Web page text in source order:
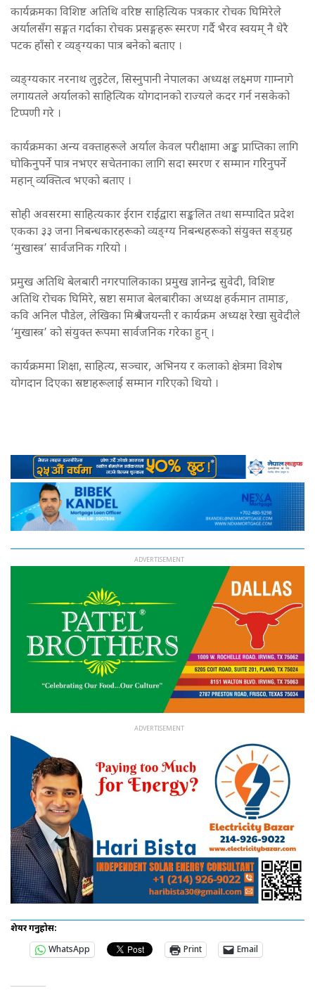
कार्यक्रमका विशिष्ट अतिथि वरिष्ठ साहित्यिक पत्रकार रोचक घिमिरेले
अर्यालसँग सङ्गत गर्दाका रोचक प्रसङ्गहरू स्मरण गर्दै भैरव स्वयम् नै धेरै
पटक हाँसो र व्यङ्ग्यका पात्र बनेको बताए ।
व्यङ्ग्यकार नरनाथ लुइटेल, सिस्नुपानी नेपालका अध्यक्ष लक्ष्मण गाम्नागे
लगायतले अर्यालको साहित्यिक योगदानको राज्यले कदर गर्न नसकेको
टिप्पणी गरे ।
कार्यक्रमका अन्य वक्ताहरूले अर्याल केवल परीक्षामा अङ्क प्राप्तिका लागि
घोकिनुपर्ने पात्र नभएर सचेतनाका लागि सदा स्मरण र सम्मान गरिनुपर्ने
महान् व्यक्तित्व भएको बताए ।
सोही अवसरमा साहित्यकार ईरान राईद्वारा सङ्कलित तथा सम्पादित प्रदेश
एकका ३३ जना निबन्धकारहरूको व्यङ्ग्य निबन्धहरूको संयुक्त सङ्ग्रह
‘मुखास्त्र’ सार्वजनिक गरियो ।
प्रमुख अतिथि बेलबारी नगरपालिकाका प्रमुख ज्ञानेन्द्र सुवेदी, विशिष्ट
अतिथि रोचक घिमिरे, स्रष्टा समाज बेलबारीका अध्यक्ष हर्कमान तामाङ,
कवि अनिल पौडेल, लेखिका मिश्र वैजयन्ती र कार्यक्रम अध्यक्ष रेखा सुवेदीले
‘मुखास्त्र’ को संयुक्त रूपमा सार्वजनिक गरेका हुन् ।
कार्यक्रममा शिक्षा, साहित्य, सञ्चार, अभिनय र कलाको क्षेत्रमा विशेष
योगदान दिएका स्रष्टाहरूलाई सम्मान गरिएको थियो ।
शेयर गर्नुहोस:
WhatsApp
Print Email